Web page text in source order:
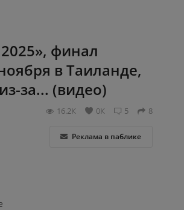
финал
в Таиланде,
за... (видео)
8
5
0К
16.2К
Реклама в паблике